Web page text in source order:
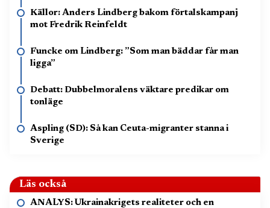
Källor: Anders Lindberg bakom förtalskampanj
mot Fredrik Reinfeldt
Funcke om Lindberg: ”Som man bäddar får man
ligga”
Debatt: Dubbelmoralens väktare predikar om
tonläge
Aspling (SD): Så kan Ceuta-migranter stanna i
Sverige
Läs också
ANALYS: Ukrainakrigets realiteter och en